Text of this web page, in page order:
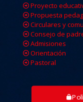
Proyecto
Propuesta
Circulares y
Consejo de
Admisiones
Orientación
Pastoral